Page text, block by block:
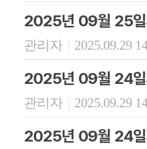
2025년 09월 25일
관리자 | 2025.09.29
2025년 09월 24일
관리자 | 2025.09.29
2025년 09월 24일